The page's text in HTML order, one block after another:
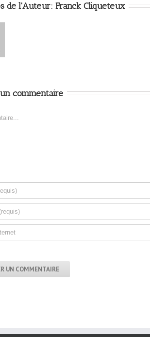
de l'Auteur: Franck Cliqueteux
commentaire